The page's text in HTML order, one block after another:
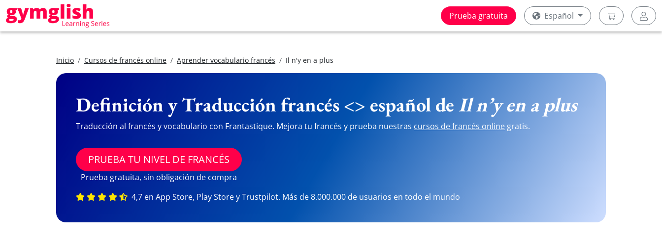
Prueba gratuita Español
Inicio Cursos de francés online Aprender vocabulario francés Il n'y en a plus
Definición y Traducción francés <> español deIl n’y en a plus
Traducción al francés y vocabulario con Frantastique. Mejora tu francés y prueba nuestras cursos de francés online gratis.
PRUEBA TU NIVEL DE FRANCÉS
Prueba gratuita, sin obligación de compra
4,7 en App Store, Play Store y Trustpilot. Más de 8.000.000 de usuarios en todo el mundo